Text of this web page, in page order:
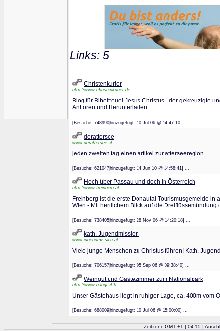
Links: 5
Christenkurier
http://www.christenkurier.de
Blog für Bibeltreue! Jesus Christus - der gekreuzigte
Anhören und Herunterladen ..
[Besuche: 748990|hinzugefügt: 10 Jul 06 @ 14:47:10] ...
derattersee
www.derattersee.at
jeden zweiten tag einen artikel zur atterseeregion.
[Besuche: 621047|hinzugefügt: 14 Jun 10 @ 14:58:41] ...
Hoch über Passau und doch in Österreich
http://www.freinberg.at
Freinberg ist die erste Donautal Tourismusgemeide
Wien - Mit herrlichem Blick auf die Dreiflüssemündung
[Besuche: 738405|hinzugefügt: 28 Nov 06 @ 14:20:18] ...
kath. Jugendmission
www.jugendmission.at
Viele junge Menschen zu Christus führen! Kath.
[Besuche: 706157|hinzugefügt: 05 Sep 06 @ 09:38:40] ...
Weingut und Gästezimmer zum Nationalpark
http://www.gangl.at.tt
Unser Gästehaus liegt in ruhiger Lage, ca. 400m vom
[Besuche: 688009|hinzugefügt: 10 Jul 06 @ 15:00:00] ...
Zeitzone GMT +1 | 04:15 |